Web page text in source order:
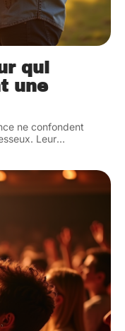
qui
une
ne confondent
Leur…